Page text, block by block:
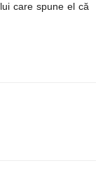
care spune el că